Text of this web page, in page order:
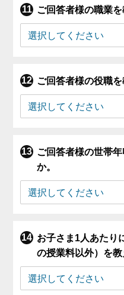
ご回答者様の職業を
ご回答者様の役職を
ご回答者様の世帯
か。
お子さま1人あたり
の授業料以外）を教